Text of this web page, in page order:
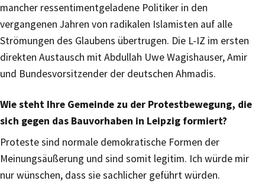
mancher ressentimentgeladene Politiker in den
vergangenen Jahren von radikalen Islamisten auf alle
Strömungen des Glaubens übertrugen. Die L-IZ im ersten
direkten Austausch mit Abdullah Uwe Wagishauser, Amir
und Bundesvorsitzender der deutschen Ahmadis.
Wie steht Ihre Gemeinde zu der Protestbewegung, die
sich gegen das Bauvorhaben in Leipzig formiert?
Proteste sind normale demokratische Formen der
Meinungsäußerung und sind somit legitim. Ich würde mir
nur wünschen, dass sie sachlicher geführt würden.